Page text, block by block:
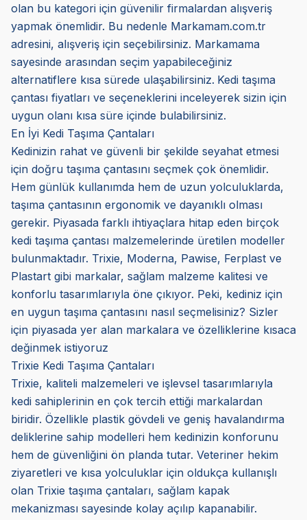
olan bu kategori için güvenilir firmalardan alışveriş
yapmak önemlidir. Bu nedenle Markamam.com.tr
adresini, alışveriş için seçebilirsiniz. Markamama
sayesinde arasından seçim yapabileceğiniz
alternatiflere kısa sürede ulaşabilirsiniz. Kedi taşıma
çantası fiyatları ve seçeneklerini inceleyerek sizin için
uygun olanı kısa süre içinde bulabilirsiniz.
En İyi Kedi Taşıma Çantaları
Kedinizin rahat ve güvenli bir şekilde seyahat etmesi
için doğru taşıma çantasını seçmek çok önemlidir.
Hem günlük kullanımda hem de uzun yolculuklarda,
taşıma çantasının ergonomik ve dayanıklı olması
gerekir. Piyasada farklı ihtiyaçlara hitap eden birçok
kedi taşıma çantası malzemelerinde üretilen modeller
bulunmaktadır. Trixie, Moderna, Pawise, Ferplast ve
Plastart gibi markalar, sağlam malzeme kalitesi ve
konforlu tasarımlarıyla öne çıkıyor. Peki, kediniz için
en uygun taşıma çantasını nasıl seçmelisiniz? Sizler
için piyasada yer alan markalara ve özelliklerine kısaca
değinmek istiyoruz
Trixie Kedi Taşıma Çantaları
Trixie, kaliteli malzemeleri ve işlevsel tasarımlarıyla
kedi sahiplerinin en çok tercih ettiği markalardan
biridir. Özellikle plastik gövdeli ve geniş havalandırma
deliklerine sahip modelleri hem kedinizin konforunu
hem de güvenliğini ön planda tutar. Veteriner hekim
ziyaretleri ve kısa yolculuklar için oldukça kullanışlı
olan Trixie taşıma çantaları, sağlam kapak
mekanizması sayesinde kolay açılıp kapanabilir.